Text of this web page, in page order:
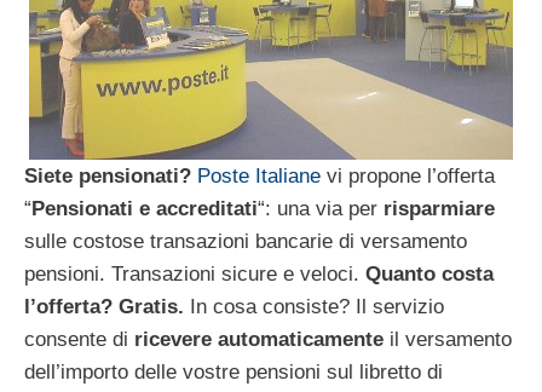
Siete pensionati? Poste Italiane vi propone l’offerta
“ Pensionati e accreditati“: una via per risparmiare
sulle costose transazioni bancarie di versamento
pensioni. Transazioni sicure e veloci. Quanto costa
l’offerta? Gratis.
In cosa consiste?
Il servizio
consente di ricevere automaticamente il versamento
dell’importo delle vostre pensioni sul libretto di